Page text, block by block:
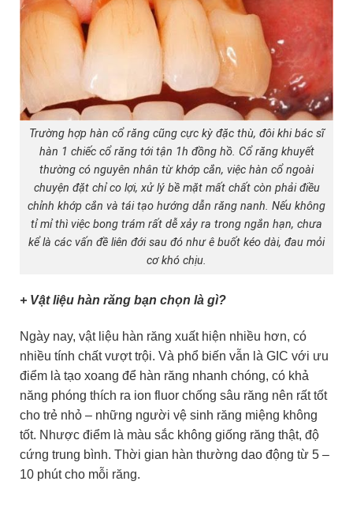
Trường hợp hàn cổ răng cũng cực kỳ đặc thù, đôi khi bác sĩ
hàn 1 chiếc cổ răng tới tận 1h đồng hồ. Cổ răng khuyết
thường có nguyên nhân từ khớp cắn, việc hàn cổ ngoài
chuyện đặt chỉ co lợi, xử lý bề mặt mất chất còn phải điều
chỉnh khớp cắn và tái tạo hướng dẫn răng nanh. Nếu không
tỉ mỉ thì việc bong trám rất dễ xảy ra trong ngắn hạn, chưa
kể là các vấn đề liên đới sau đó như ê buốt kéo dài, đau mỏi
cơ khó chịu.
+ Vật liệu hàn răng bạn chọn là gì?
Ngày nay, vật liệu hàn răng xuất hiện nhiều hơn, có
nhiều tính chất vượt trội. Và phổ biến vẫn là GIC với ưu
điểm là tạo xoang để hàn răng nhanh chóng, có khả
năng phóng thích ra ion fluor chống sâu răng nên rất tốt
cho trẻ nhỏ – những người vệ sinh răng miệng không
tốt. Nhược điểm là màu sắc không giống răng thật, độ
cứng trung bình. Thời gian hàn thường dao động từ 5 –
10 phút cho mỗi răng.